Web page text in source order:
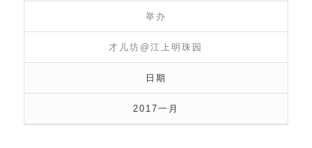
举办
才儿坊@江上明珠园
日期
2017一月